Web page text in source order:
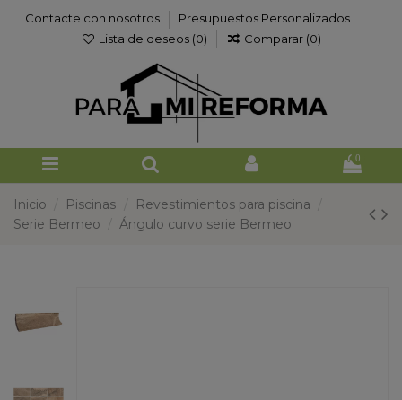
Contacte con nosotros
Presupuestos Personalizados
Lista de deseos (0) Comparar (0)
0
Inicio Piscinas
Revestimientos para piscina
Serie Bermeo
Ángulo curvo serie Bermeo